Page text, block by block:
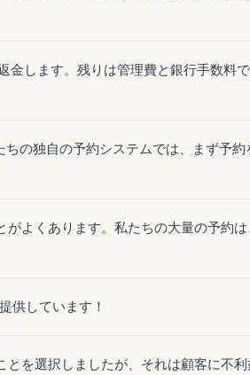
します。残りは管理費と銀行手数料
の独自の予約システムでは、まず予
よくあります。私たちの大量の予約
供しています！
を選択しましたが、それは顧客に不